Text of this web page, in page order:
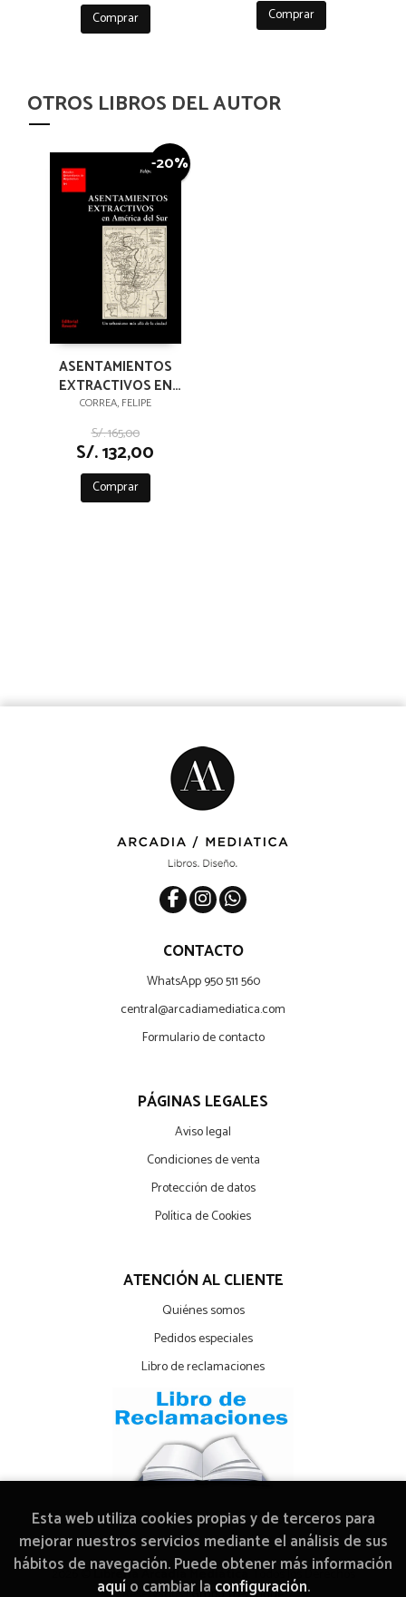
Comprar Comprar
OTROS LIBROS DEL AUTOR
-20%
ASENTAMIENTOS
EXTRACTIVOS EN
AMÉRICA DEL SUR
CORREA, FELIPE
S/. 165,00
S/. 132,00
Comprar
CONTACTO
WhatsApp 950 511 560
central@arcadiamediatica.com
Formulario de contacto
PÁGINAS LEGALES
Aviso legal
Condiciones de venta
Protección de datos
Política de Cookies
ATENCIÓN AL CLIENTE
Quiénes somos
Pedidos especiales
Libro de reclamaciones
2026 ©Librería Arcadia Mediática. Todos los Derechos
Esta web utiliza cookies propias y de terceros para
mejorar nuestros servicios mediante el análisis de sus
hábitos de navegación. Puede obtener más información
aquío cambiar la configuración.